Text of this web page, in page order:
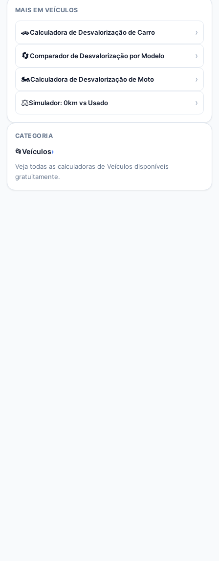
MAIS EM VEÍCULOS
🚗Calculadora de Desvalorização de Carro ›
🔄Comparador de Desvalorização por Modelo ›
🏍️Calculadora de Desvalorização de Moto ›
⚖️Simulador: 0km vs Usado ›
CATEGORIA
📂Veículos›
Veja todas as calculadoras de Veículos disponíveis
gratuitamente.